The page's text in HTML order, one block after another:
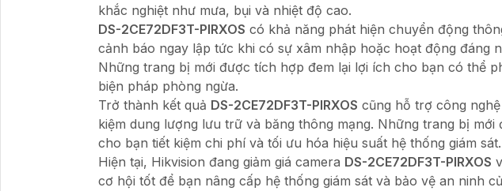
khắc nghiệt như mưa, bụi và nhiệt độ cao.
DS-2CE72DF3T-PIRXOS có khả năng phát hiện chuyển động
cảnh báo ngay lập tức khi có sự xâm nhập hoặc hoạt động đáng
Những trang bị mới được tích hợp đem lại lợi ích cho bạn có thể
biện pháp phòng ngừa.
Trở thành kết quả DS-2CE72DF3T-PIRXOS cũng hỗ trợ công
kiệm dung lượng lưu trữ và băng thông mạng. Những trang bị
cho bạn tiết kiệm chi phí và tối ưu hóa hiệu suất hệ thống giám sát.
Hiện tại, Hikvision đang giảm giá camera DS-2CE72DF3T-PIRXOS
cơ hội tốt để bạn nâng cấp hệ thống giám sát và bảo vệ an ninh